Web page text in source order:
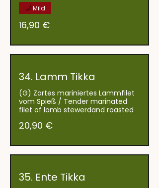
16,90 €
Mild
34. Lamm Tikka
(G) Zartes mariniertes Lammfilet
vom Spieß / Tender marinated
20,90 €
35. Ente Tikka